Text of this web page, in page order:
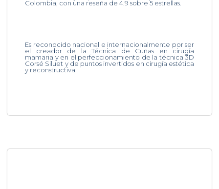
Colombia, con una reseña de 4.9 sobre 5 estrellas.
Es reconocido nacional e internacionalmente por ser
el creador de la Técnica de Cuñas en cirugía
mamaria y en el perfeccionamiento de la técnica 3D
Corsé Siluet y de puntos invertidos en cirugía estética
y reconstructiva.